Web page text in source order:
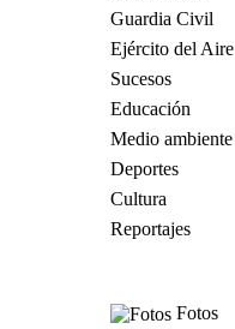
Guardia Civil
Ejército del Aire
Sucesos
Educación
Medio ambiente
Deportes
Cultura
Reportajes
Fotos